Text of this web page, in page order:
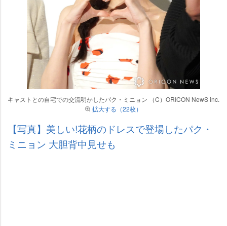
キャストとの自宅での交流明かしたパク・ミニョン （C）ORICON NewS inc.
拡大する（22枚）
【写真】美しい!花柄のドレスで登場したパク・
ミニョン 大胆背中見せも